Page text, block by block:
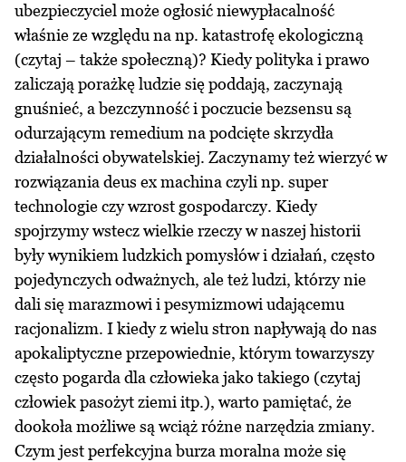
ubezpieczyciel może ogłosić niewypłacalność
właśnie ze względu na np. katastrofę ekologiczną
(czytaj – także społeczną)? Kiedy polityka i prawo
zaliczają porażkę ludzie się poddają, zaczynają
gnuśnieć, a bezczynność i poczucie bezsensu są
odurzającym remedium na podcięte skrzydła
działalności obywatelskiej. Zaczynamy też wierzyć w
rozwiązania deus ex machina czyli np. super
technologie czy wzrost gospodarczy. Kiedy
spojrzymy wstecz wielkie rzeczy w naszej historii
były wynikiem ludzkich pomysłów i działań, często
pojedynczych odważnych, ale też ludzi, którzy nie
dali się marazmowi i pesymizmowi udającemu
racjonalizm. I kiedy z wielu stron napływają do nas
apokaliptyczne przepowiednie, którym towarzyszy
często pogarda dla człowieka jako takiego (czytaj
człowiek pasożyt ziemi itp.), warto pamiętać, że
dookoła możliwe są wciąż różne narzędzia zmiany.
Czym jest perfekcyjna burza moralna może się